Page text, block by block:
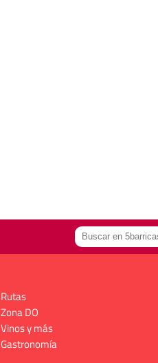
Rutas
Zona DO
Vinos y más
Gastronomía